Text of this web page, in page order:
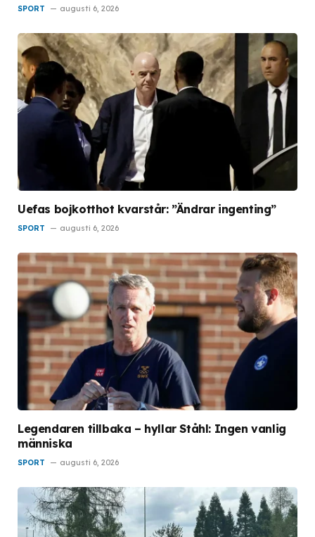
SPORT augusti 6, 2026
Uefas bojkotthot kvarstår: ”Ändrar ingenting”
SPORT augusti 6, 2026
Legendaren tillbaka – hyllar Ståhl: Ingen vanlig
människa
SPORT augusti 6, 2026